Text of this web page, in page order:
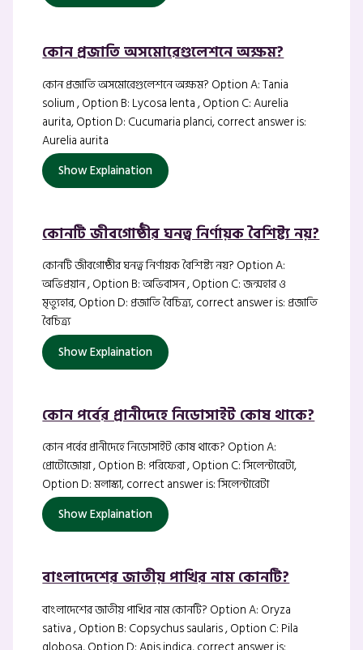
কোন প্রজাতি অসমোরেগুলেশনে অক্ষম?
কোন প্রজাতি অসমোরেগুলেশনে অক্ষম? Option A: Tania
solium , Option B: Lycosa lenta , Option C: Aurelia
aurita, Option D: Cucumaria planci, correct answer is:
Aurelia aurita
Show Explaination
কোনটি জীবগোষ্ঠীর ঘনত্ব নির্ণায়ক বৈশিষ্ট্য নয়?
কোনটি জীবগোষ্ঠীর ঘনত্ব নির্ণায়ক বৈশিষ্ট্য নয়? Option A:
অভিপ্রয়ান , Option B: অভিবাসন , Option C: জন্মহার ও
মৃত্যুহার, Option D: প্রজাতি বৈচিত্র্য, correct answer is: প্রজাতি
বৈচিত্র্য
Show Explaination
কোন পর্বের প্রানীদেহে নিডোসাইট কোষ থাকে?
কোন পর্বের প্রানীদেহে নিডোসাইট কোষ থাকে? Option A:
প্রোটোজোয়া , Option B: পরিফেরা , Option C: সিলেন্টারেটা,
Option D: মলাস্কা, correct answer is: সিলেন্টারেটা
Show Explaination
বাংলাদেশের জাতীয় পাখির নাম কোনটি?
বাংলাদেশের জাতীয় পাখির নাম কোনটি? Option A: Oryza
sativa , Option B: Copsychus saularis , Option C: Pila